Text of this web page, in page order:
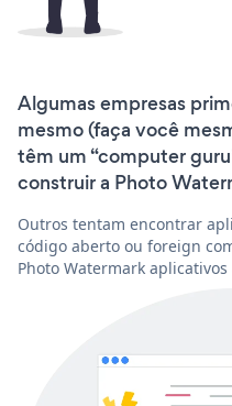
Algumas empresas
mesmo (faça você
têm um “computer
construir a Photo
Outros tentam encontrar
código aberto ou foreign
Photo Watermark